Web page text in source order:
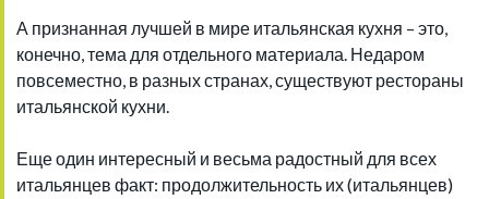
А признанная лучшей в мире итальянская кухня – это,
конечно, тема для отдельного материала. Недаром
повсеместно, в разных странах, существуют рестораны
итальянской кухни.
Еще один интересный и весьма радостный для всех
итальянцев факт: продолжительность их (итальянцев)